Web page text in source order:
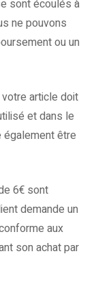
sont écoulés à
ne pouvons
ou un
votre article doit
et dans le
également être
6€ sont
demande un
aux
son achat par